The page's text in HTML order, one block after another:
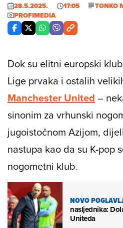
28.5.2025. 17:05
TONKO
PROFIMEDIA
Dok su elitni europski
Lige prvaka i ostalih
Manchester United –
sinonim za vrhunski
jugoistočnom Azijom,
nastupa kao da su K-pop
nogometni klub.
NOVO
nasljednika:
Uniteda